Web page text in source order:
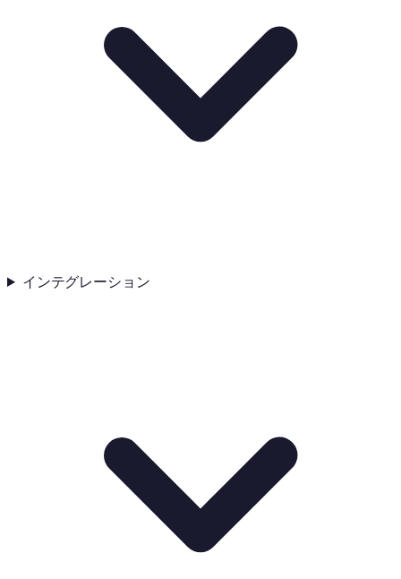
インテグレーション